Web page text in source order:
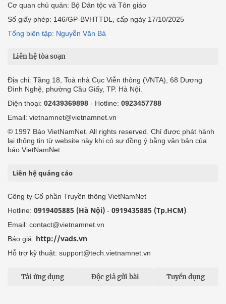
Cơ quan chủ quản: Bộ Dân tộc và Tôn giáo
Số giấy phép: 146/GP-BVHTTDL, cấp ngày 17/10/2025
Tổng biên tập: Nguyễn Văn Bá
Liên hệ tòa soạn
Địa chỉ: Tầng 18, Toà nhà Cục Viễn thông (VNTA), 68 Dương
Đình Nghệ, phường Cầu Giấy, TP. Hà Nội.
Điện thoại: 02439369898 - Hotline: 0923457788
Email: vietnamnet@vietnamnet.vn
© 1997 Báo VietNamNet. All rights reserved. Chỉ được phát hành
lại thông tin từ website này khi có sự đồng ý bằng văn bản của
báo VietNamNet.
Liên hệ quảng cáo
Công ty Cổ phần Truyền thông VietNamNet
Hotline: 0919405885 (Hà Nội) - 0919435885 (Tp.HCM)
Email: contact@vietnamnet.vn
Báo giá: http://vads.vn
Hỗ trợ kỹ thuật: support@tech.vietnamnet.vn
Tải ứng dụng Độc giả gửi bài Tuyển dụng